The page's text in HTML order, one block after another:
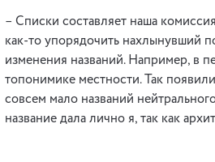
– Списки составляет наша
как-то упорядочить нахлынувший
изменения названий. Например, в
топонимике местности. Так
совсем мало названий
название дала лично я, так как